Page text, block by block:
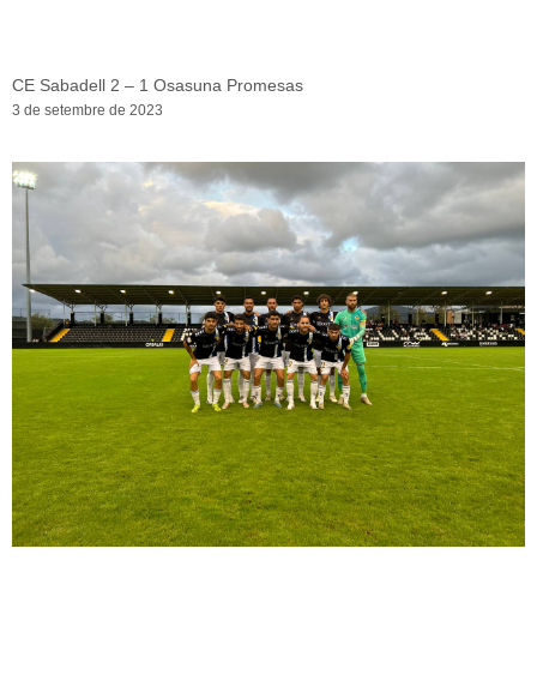
CE Sabadell 2 – 1 Osasuna Promesas
3 de setembre de 2023